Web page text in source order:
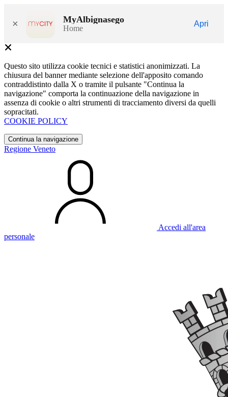
× MyAlbignasego
Home
Apri
Questo sito utilizza cookie tecnici e statistici anonimizzati. La
chiusura del banner mediante selezione dell'apposito comando
contraddistinto dalla X o tramite il pulsante "Continua la
navigazione" comporta la continuazione della navigazione in
assenza di cookie o altri strumenti di tracciamento diversi da quelli
sopracitati.
COOKIE POLICY
Continua la navigazione
Regione Veneto
Accedi all'area
personale